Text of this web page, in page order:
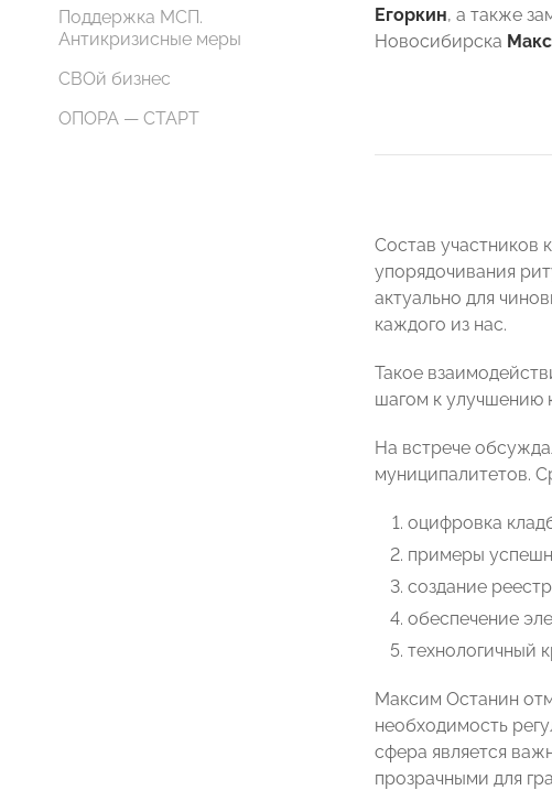
Поддержка МСП.
Антикризисные меры
СВОй бизнес
ОПОРА — СТАРТ
Егоркин, а также
Новосибирска
Состав участников
упорядочивания
актуально для
каждого из нас.
Такое
шагом к улучшению
На встрече
муниципалитетов.
оцифровка
примеры
создание
обеспечение
технологичный
Максим Останин
необходимость
сфера является
прозрачными для